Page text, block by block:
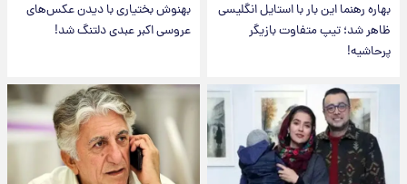
بهاره رهنما این بار با استایل انگلیسی
ظاهر شد؛ تیپ متفاوت بازیگر
پرحاشیه!
بهنوش بختیاری با دیدن عکس‌های
عروسی اکبر عبدی دلتنگ شد!